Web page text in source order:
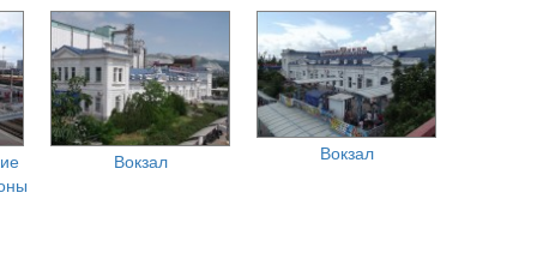
Вокзал Вокзал